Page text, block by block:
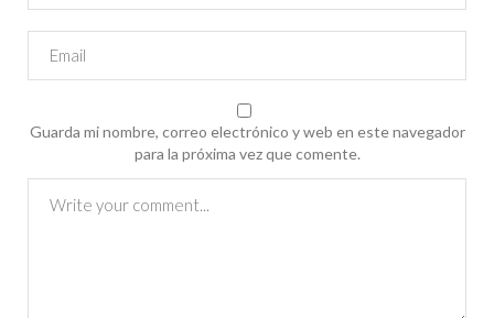
Guarda mi nombre, correo electrónico y web en este navegador
para la próxima vez que comente.